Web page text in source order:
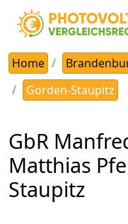
Home
Gorden-Staupitz
GbR
Matthias
Staupitz